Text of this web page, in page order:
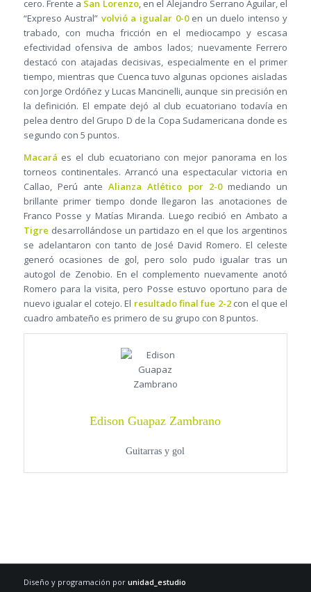
cero. Frente a San Lorenzo, en el Alejandro Serrano Aguilar, el
“Expreso Austral” volvió a igualar 0-0en un duelo intenso y
trabado, con mucha fricción en el mediocampo y escasa
efectividad ofensiva de ambos lados; nuevamente Ferrero
destacó con atajadas decisivas, especialmente en el primer
tiempo, mientras que Cuenca tuvo algunas opciones aisladas
con Jorge Ordóñez y Lucas Mancinelli, aunque sin precisión en
la definición. El empate dejó al club ecuatoriano todavía en
pelea dentro del Grupo D de la Copa Sudamericana donde es
segundo con 5 puntos.
Macará es el club ecuatoriano con mejor panorama en los
torneos continentales. Arrancó una espectacular victoria en
Callao, Perú ante Alianza Atlético por 2-0mediando un
brillante primer tiempo donde llegaron las anotaciones de
Franco Posse y Matías Miranda. Luego recibió en Ambato a
Tigre desarrollándose un partidazo en el que los argentinos
se adelantaron con tanto de José David Romero. El celeste
generó ocasiones de gol, pero solo pudo igualar tras un
autogol de Zenobio. En el complemento nuevamente anotó
Romero para la visita, pero Posse estuvo oportuno para de
nuevo igualar el cotejo. El resultado final fue 2-2con el que el
cuadro ambateño es primero de su grupo con 8 puntos.
Edison Guapaz Zambrano
Guitarras y gol
Diseño y programación por unidad_estudio